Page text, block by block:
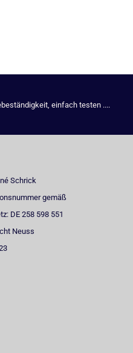
einfach testen ....
Schrick
gemäß
DE 258 598 551
Neuss